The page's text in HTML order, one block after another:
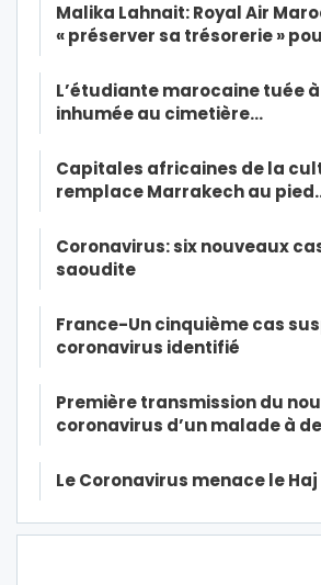
Malika Lahnait: Royal Air
« préserver sa trésorerie »
L’étudiante marocaine tuée
inhumée au cimetière…
Capitales africaines de la
remplace Marrakech au
Coronavirus: six nouveaux
saoudite
France-Un cinquième cas
coronavirus identifié
Première transmission du
coronavirus d’un malade à
Le Coronavirus menace le Haj